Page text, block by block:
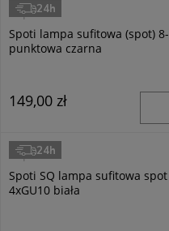
Superled
Spoti lampa sufitowa (spot) 8-
punktowa czarna
149,00 zł
24h
Superled
Spoti SQ lampa sufitowa spot
4xGU10 biała
24h